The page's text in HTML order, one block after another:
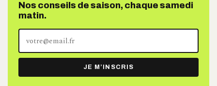
Nos conseils de saison, chaque samedi
matin.
adresse
e-
mail
JE M’INSCRIS